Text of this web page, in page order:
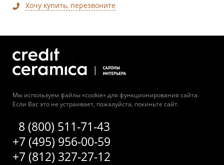
Хочу купить, перезвоните
Мы используем файлы «cookie» для функционирования сайта.
Если Вас это не устраивает, пожалуйста, покиньте сайт.
8 (800) 511-71-43
+7 (495) 956-00-59
+7 (812) 327-27-12